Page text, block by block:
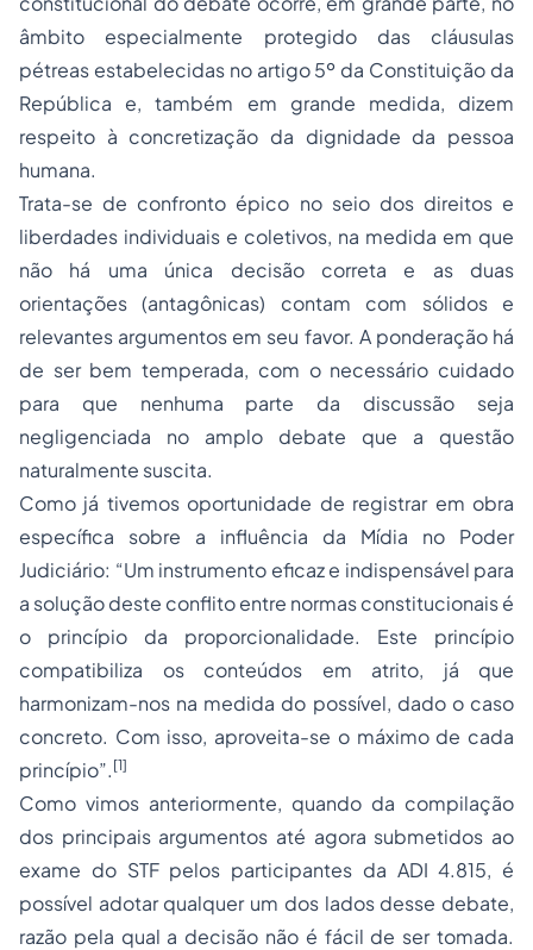
âmbito especialmente protegido das cláusulas
pétreas estabelecidas no artigo 5º da Constituição da
República e, também em grande medida, dizem
respeito à concretização da dignidade da pessoa
humana.
Trata-se de confronto épico no seio dos direitos e
liberdades individuais e coletivos, na medida em que
não há uma única decisão correta e as duas
orientações (antagônicas) contam com sólidos e
relevantes argumentos em seu favor. A ponderação há
de ser bem temperada, com o necessário cuidado
para que nenhuma parte da discussão seja
negligenciada no amplo debate que a questão
naturalmente suscita.
Como já tivemos oportunidade de registrar em obra
específica sobre a influência da Mídia no Poder
Judiciário: “Um instrumento eficaz e indispensável para
a solução deste conflito entre normas constitucionais é
o princípio da proporcionalidade. Este princípio
compatibiliza os conteúdos em atrito, já que
harmonizam-nos na medida do possível, dado o caso
concreto. Com isso, aproveita-se o máximo de cada
princípio”. [1]
Como vimos anteriormente, quando da compilação
dos principais argumentos até agora submetidos ao
exame do STF pelos participantes da ADI 4.815, é
possível adotar qualquer um dos lados desse debate,
razão pela qual a decisão não é fácil de ser tomada.